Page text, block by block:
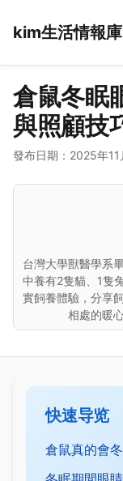
kim生活情報庫
倉鼠冬眠
與照顧技
發布日期：2025年11
台灣大學獸醫學系
中養有2隻貓、1隻
實飼養體驗，分享
相處的暖
快速导览
倉鼠真的會